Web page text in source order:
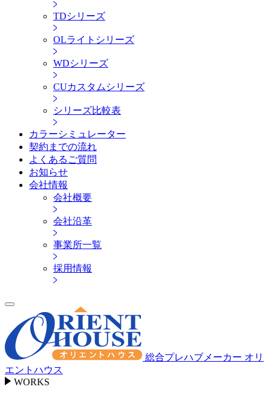
TDシリーズ
OLライトシリーズ
WDシリーズ
CUカスタムシリーズ
シリーズ比較表
カラーシミュレーター
契約までの流れ
よくあるご質問
お知らせ
会社情報
会社概要
会社沿革
事業所一覧
採用情報
総合プレハブメーカー オリ
エントハウス
WORKS